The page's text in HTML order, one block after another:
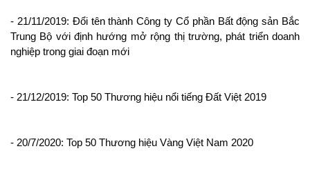
- 21/11/2019: Đổi tên thành Công ty Cổ phần Bất động sản Bắc
Trung Bộ với định hướng mở rộng thị trường, phát triển doanh
nghiệp trong giai đoạn mới
- 21/12/2019: Top 50 Thương hiệu nổi tiếng Đất Việt 2019
- 20/7/2020: Top 50 Thương hiệu Vàng Việt Nam 2020